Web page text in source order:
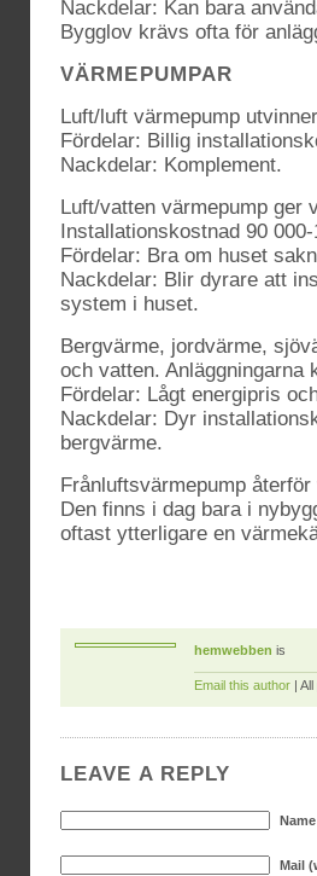
Nackdelar: Kan bara
Bygglov krävs ofta för
VÄRMEPUMPAR
Luft/luft värmepump
Fördelar: Billig
Nackdelar: Komplement.
Luft/vatten värmepump ger
Installationskostnad 90 000-
Fördelar: Bra om huset
Nackdelar: Blir dyrare att
system i huset.
Bergvärme, jordvärme,
och vatten. Anläggningarna
Fördelar: Lågt energipris
Nackdelar: Dyr
bergvärme.
Frånluftsvärmepump
Den finns i dag bara i
oftast ytterligare en
hemwebben is
Email this author |
LEAVE A REPLY
Mail